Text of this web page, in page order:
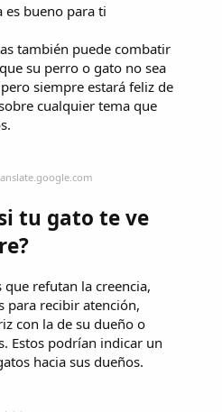
es bueno para ti
también puede combatir
su perro o gato no sea
siempre estará feliz de
cualquier tema que
tu gato te ve
refutan la creencia,
para recibir atención,
con la de su dueño o
Estos podrían indicar un
hacia sus dueños.